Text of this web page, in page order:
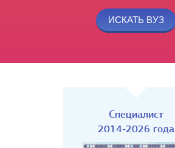
Специалист
2014-2026 года